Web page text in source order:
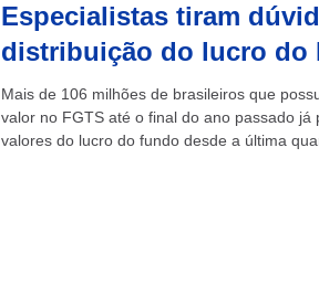
Especialistas tiram
distribuição do lucro do
Mais de 106 milhões de brasileiros que
valor no FGTS até o final do ano passado já
valores do lucro do fundo desde a última